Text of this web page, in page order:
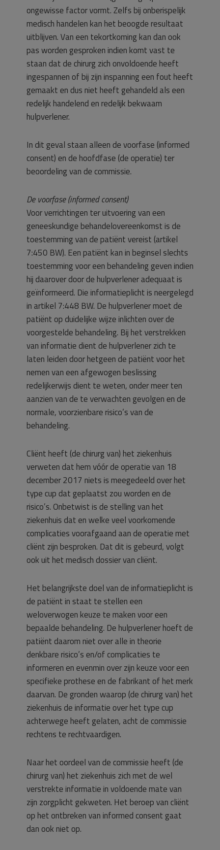
ongewisse factor vormt. Zelfs bij onberispelijk
medisch handelen kan het beoogde resultaat
uitblijven. Van een tekortkoming kan dan ook
pas worden gesproken indien komt vast te
staan dat de chirurg zich onvoldoende heeft
ingespannen of bij zijn inspanning een fout heeft
gemaakt en dus niet heeft gehandeld als een
redelijk handelend en redelijk bekwaam
hulpverlener.
In dit geval staan alleen de voorfase (informed
consent) en de hoofdfase (de operatie) ter
beoordeling van de commissie.
De voorfase (informed consent)
Voor verrichtingen ter uitvoering van een
geneeskundige behandelovereenkomst is de
toestemming van de patiënt vereist (artikel
7:450 BW). Een patiënt kan in beginsel slechts
toestemming voor een behandeling geven indien
hij daarover door de hulpverlener adequaat is
geïnformeerd. Die informatieplicht is neergelegd
in artikel 7:448 BW. De hulpverlener moet de
patiënt op duidelijke wijze inlichten over de
voorgestelde behandeling. Bij het verstrekken
van informatie dient de hulpverlener zich te
laten leiden door hetgeen de patiënt voor het
nemen van een afgewogen beslissing
redelijkerwijs dient te weten, onder meer ten
aanzien van de te verwachten gevolgen en de
normale, voorzienbare risico’s van de
behandeling.
Cliënt heeft (de chirurg van) het ziekenhuis
verweten dat hem vóór de operatie van 18
december 2017 niets is meegedeeld over het
type cup dat geplaatst zou worden en de
risico’s. Onbetwist is de stelling van het
ziekenhuis dat en welke veel voorkomende
complicaties voorafgaand aan de operatie met
cliënt zijn besproken. Dat dit is gebeurd, volgt
ook uit het medisch dossier van cliënt.
Het belangrijkste doel van de informatieplicht is
de patiënt in staat te stellen een
weloverwogen keuze te maken voor een
bepaalde behandeling. De hulpverlener hoeft de
patiënt daarom niet over alle in theorie
denkbare risico’s en/of complicaties te
informeren en evenmin over zijn keuze voor een
specifieke prothese en de fabrikant of het merk
daarvan. De gronden waarop (de chirurg van) het
ziekenhuis de informatie over het type cup
achterwege heeft gelaten, acht de commissie
rechtens te rechtvaardigen.
Naar het oordeel van de commissie heeft (de
chirurg van) het ziekenhuis zich met de wel
verstrekte informatie in voldoende mate van
zijn zorgplicht gekweten. Het beroep van cliënt
op het ontbreken van informed consent gaat
dan ook niet op.